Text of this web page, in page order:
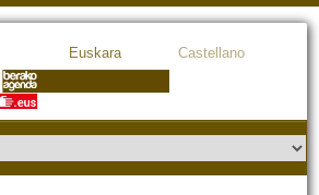
Euskara Castellano